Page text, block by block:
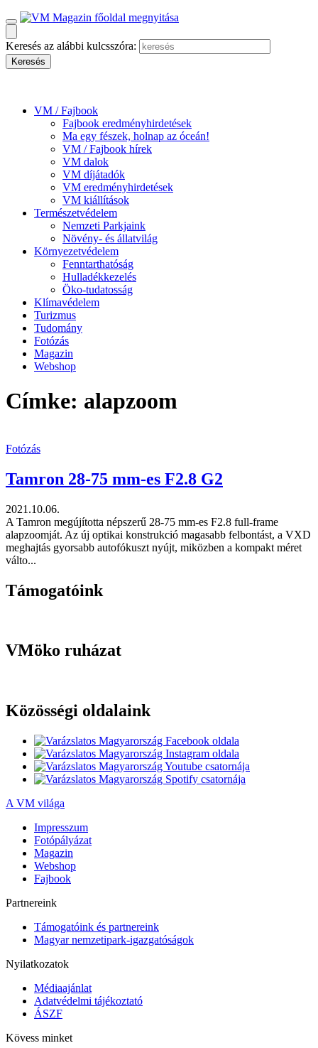
Keresés az alábbi kulcsszóra:
VM / Fajbook
Fajbook eredményhirdetések
Ma egy fészek, holnap az óceán!
VM / Fajbook hírek
VM dalok
VM díjátadók
VM eredményhirdetések
VM kiállítások
Természetvédelem
Nemzeti Parkjaink
Növény- és állatvilág
Környezetvédelem
Fenntarthatóság
Hulladékkezelés
Öko-tudatosság
Klímavédelem
Turizmus
Tudomány
Fotózás
Magazin
Webshop
Címke: alapzoom
Fotózás
Tamron 28-75 mm-es F2.8 G2
2021.10.06.
A Tamron megújította népszerű 28-75 mm-es F2.8 full-frame
alapzoomját. Az új optikai konstrukció magasabb felbontást, a VXD
meghajtás gyorsabb autofókuszt nyújt, miközben a kompakt méret
válto...
Támogatóink
VMöko ruházat
Közösségi oldalaink
A VM világa
Impresszum
Fotópályázat
Magazin
Webshop
Fajbook
Partnereink
Támogatóink és partnereink
Magyar nemzetipark-igazgatóságok
Nyilatkozatok
Médiaajánlat
Adatvédelmi tájékoztató
ÁSZF
Kövess minket